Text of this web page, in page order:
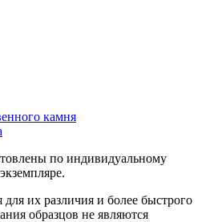
камня
по индивидуальному
их различия и более быстрого
образцов не являются